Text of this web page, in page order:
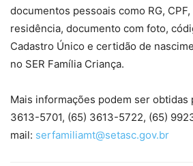
documentos pessoais como RG,
residência, documento com foto,
Cadastro Único e certidão de
no SER Família Criança.
Mais informações podem ser obtidas
3613-5701, (65) 3613-5722, (65)
mail: serfamiliamt@setasc.gov.br